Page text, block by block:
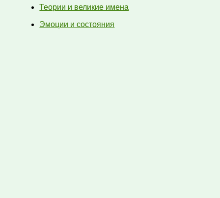
Теории и великие имена
Эмоции и состояния